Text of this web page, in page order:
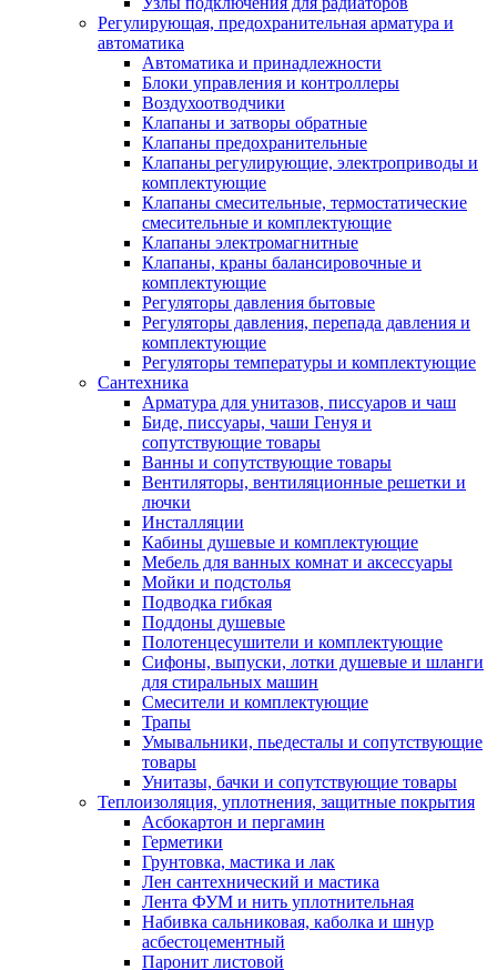
Регулирующая, предохранительная арматура и
автоматика
Автоматика и принадлежности
Блоки управления и контроллеры
Воздухоотводчики
Клапаны и затворы обратные
Клапаны предохранительные
Клапаны регулирующие, электроприводы и
комплектующие
Клапаны смесительные, термостатические
смесительные и комплектующие
Клапаны электромагнитные
Клапаны, краны балансировочные и
комплектующие
Регуляторы давления бытовые
Регуляторы давления, перепада давления и
комплектующие
Регуляторы температуры и комплектующие
Сантехника
Арматура для унитазов, писсуаров и чаш
Биде, писсуары, чаши Генуя и
сопутствующие товары
Ванны и сопутствующие товары
Вентиляторы, вентиляционные решетки и
лючки
Инсталляции
Кабины душевые и комплектующие
Мебель для ванных комнат и аксессуары
Мойки и подстолья
Подводка гибкая
Поддоны душевые
Полотенцесушители и комплектующие
Сифоны, выпуски, лотки душевые и шланги
для стиральных машин
Смесители и комплектующие
Трапы
Умывальники, пьедесталы и сопутствующие
товары
Унитазы, бачки и сопутствующие товары
Теплоизоляция, уплотнения, защитные покрытия
Асбокартон и пергамин
Герметики
Грунтовка, мастика и лак
Лен сантехнический и мастика
Лента ФУМ и нить уплотнительная
Набивка сальниковая, каболка и шнур
асбестоцементный
Паронит листовой